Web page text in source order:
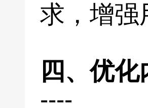
求，增强
四、优
----